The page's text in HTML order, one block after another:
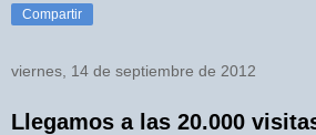
Compartir
viernes, 14 de septiembre de 2012
Llegamos a las 20.000